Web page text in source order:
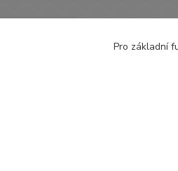
Pro základní